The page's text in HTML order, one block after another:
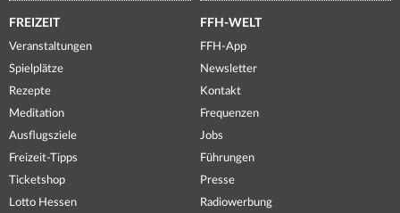
FREIZEIT
Veranstaltungen
Spielplätze
Rezepte
Meditation
Ausflugsziele
Freizeit-Tipps
Ticketshop
Lotto Hessen
FFH-WELT
FFH-App
Newsletter
Kontakt
Frequenzen
Jobs
Führungen
Presse
Radiowerbung